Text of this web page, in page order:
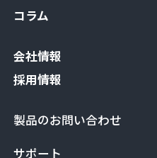
コラム
会社情報
採用情報
製品のお問い合わせ
サポート